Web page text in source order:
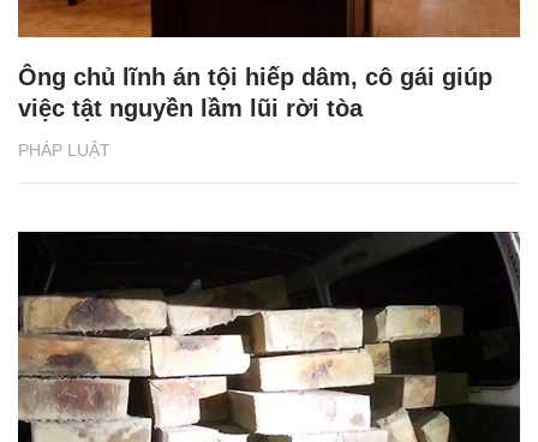
PHÁP LUẬT
Ông chủ lĩnh án tội hiếp dâm, cô gái giúp
việc tật nguyền lầm lũi rời tòa